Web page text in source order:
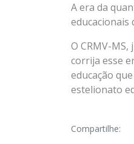
A era da
educacionais
O CRMV-
corrija esse
educação
estelionato
Compartilhe: